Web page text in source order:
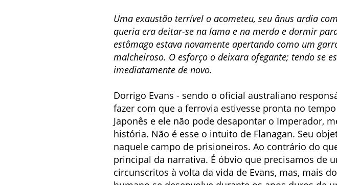
Uma exaustão terrível o acometeu, seu ânus ardia
queria era deitar-se na lama e na merda e dormir
estômago estava novamente apertando como um
malcheiroso. O esforço o deixara ofegante; tendo se
imediatamente de novo.
Dorrigo Evans - sendo o oficial australiano
fazer com que a ferrovia estivesse pronta no
Japonês e ele não pode desapontar o Imperador,
história. Não é esse o intuito de Flanagan. Seu
naquele campo de prisioneiros. Ao contrário do
principal da narrativa. É óbvio que precisamos de
circunscritos à volta da vida de Evans, mas, mais